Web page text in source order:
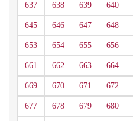
637 638 639 640
645 646 647 648
653 654 655 656
661 662 663 664
669 670 671 672
677 678 679 680